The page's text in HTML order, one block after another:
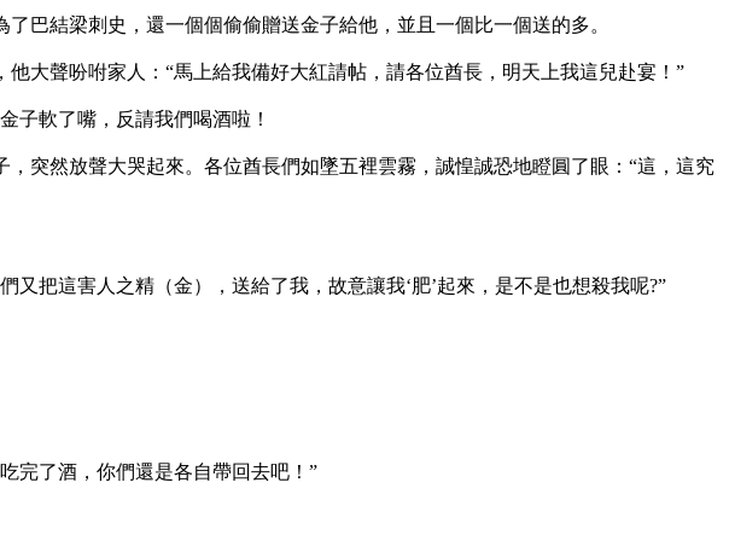
巴結梁刺史，還一個個偷偷贈送金子給他，並且一個比一個送的多。
大聲吩咐家人：“馬上給我備好大紅請帖，請各位酋長，明天上我這兒赴宴！”
子軟了嘴，反請我們喝酒啦！
突然放聲大哭起來。各位酋長們如墜五裡雲霧，誠惶誠恐地瞪圓了眼：“這，這究
把這害人之精（金），送給了我，故意讓我‘肥’起來，是不是也想殺我呢?”
完了酒，你們還是各自帶回去吧！”